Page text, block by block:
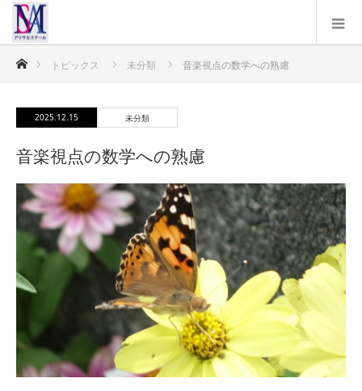
ホームトピックス 未分類 音楽視点の数学への熟慮
2025.12.15 未分類
音楽視点の数学への熟慮